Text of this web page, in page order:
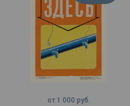
от 1 000 руб.